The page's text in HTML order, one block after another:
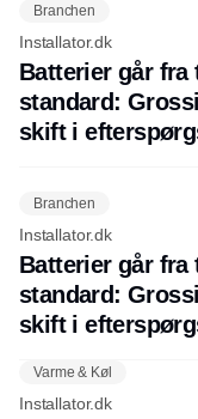
Branchen
Installator.dk
Batterier går fra
standard:
skift i
Branchen
Installator.dk
Batterier går fra
standard:
skift i
Varme & Køl
Installator.dk